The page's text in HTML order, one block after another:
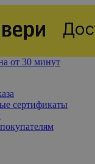
от 30 минут
сертификаты